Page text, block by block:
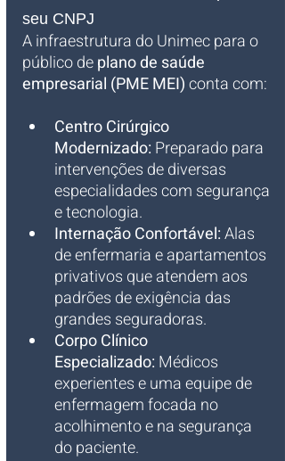
seu CNPJ
A infraestrutura do Unimec para o
público de plano de saúde
empresarial (PME MEI) conta com:
Centro Cirúrgico
Modernizado: Preparado para
intervenções de diversas
especialidades com segurança
e tecnologia.
Internação Confortável: Alas
de enfermaria e apartamentos
privativos que atendem aos
padrões de exigência das
grandes seguradoras.
Corpo Clínico
Especializado: Médicos
experientes e uma equipe de
enfermagem focada no
acolhimento e na segurança
do paciente.